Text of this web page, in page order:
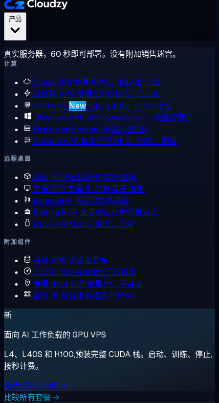
真实服务器，60 秒即可部署。没有附加销售迷宫。
计算
Cloud VPS 共享 EPYC，$2.48/月起
高性能 VPS 专用 EPYC 核心，DDR5
GPU VPS New L4、L40S、H100 按需
Windows VPS Windows Server，完整管理员
Dedicated Servers 单租户裸金属
Custom VPS 按需选择 CPU、内存、磁盘
远程桌面
购买 RDP 比较所有 RDP 套餐
美国RDP 美国 IP 的管理员 RDP
Forex RDP 低延迟交易桌面
Botting RDP 全天候运行你的机器人
Linux RDP Linux 桌面，远程
附加组件
存储 VPS 大磁盘套餐
自定义 ISO 启动你自己的镜像
专用 IPv4 你的专属 IP，不共享
额外 IP 每台服务器多个 IPv4
新
面向 AI 工作负载的 GPU VPS
L4、L40S 和 H100,预装完整 CUDA 栈。启动、训练、停止,
按秒计费。
免费试用 1 小时 →
比较所有套餐 →